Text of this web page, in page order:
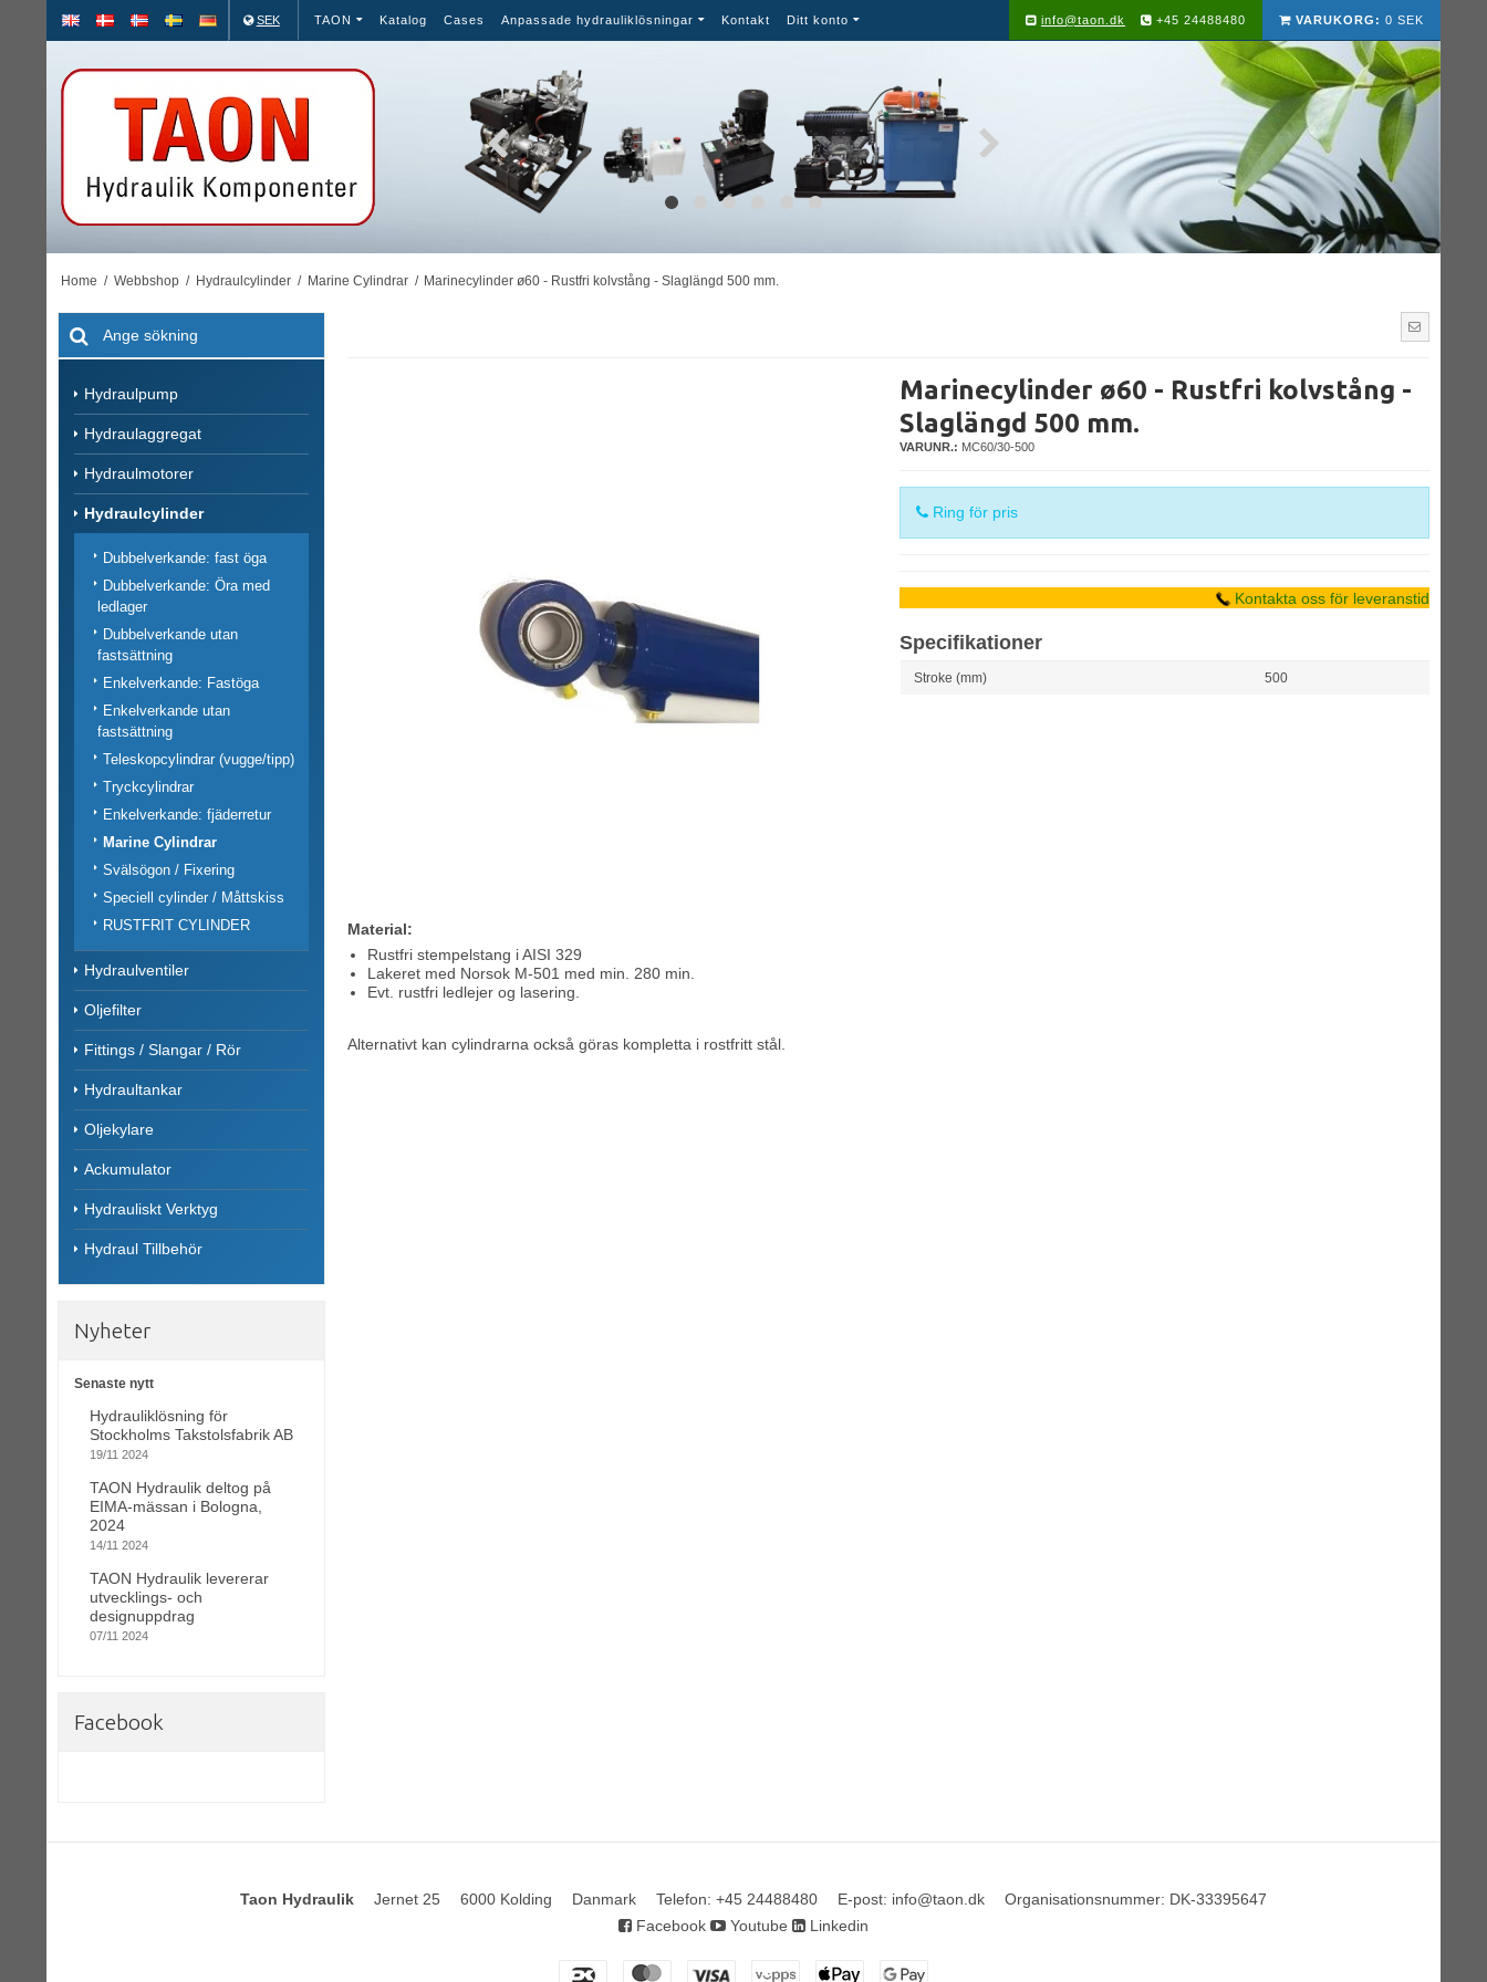
SEK TAON Katalog Cases Anpassade hydrauliklösningar Kontakt Ditt konto VARUKORG: 0 SEK
info@taon.dk +45 24488480
Home / Webbshop / Hydraulcylinder / Marine Cylindrar / Marinecylinder ø60 - Rustfri kolvstång - Slaglängd 500 mm.
Hydraulpump
Hydraulaggregat
Hydraulmotorer
Hydraulcylinder
Dubbelverkande: fast öga
Dubbelverkande: Öra med
ledlager
Dubbelverkande utan
fastsättning
Enkelverkande: Fastöga
Enkelverkande utan
fastsättning
Teleskopcylindrar (vugge/tipp)
Tryckcylindrar
Enkelverkande: fjäderretur
Marine Cylindrar
Svälsögon / Fixering
Speciell cylinder / Måttskiss
RUSTFRIT CYLINDER
Hydraulventiler
Oljefilter
Fittings / Slangar / Rör
Hydraultankar
Oljekylare
Ackumulator
Hydrauliskt Verktyg
Hydraul Tillbehör
Nyheter
Senaste nytt
Hydrauliklösning för
Stockholms Takstolsfabrik AB
19/11 2024
TAON Hydraulik deltog på
EIMA-mässan i Bologna,
2024
14/11 2024
TAON Hydraulik levererar
utvecklings- och
designuppdrag
07/11 2024
Facebook
Marinecylinder ø60 - Rustfri kolvstång -
Slaglängd 500 mm.
VARUNR.: MC60/30-500
Ring för pris
Kontakta oss för leveranstid
Specifikationer
Stroke (mm) 500
Material:
Rustfri stempelstang i AISI 329
Lakeret med Norsok M-501 med min. 280 min.
Evt. rustfri ledlejer og lasering.
Alternativt kan cylindrarna också göras kompletta i rostfritt stål.
Taon Hydraulik Jernet 25 6000 Kolding Danmark Telefon: +45 24488480 E-post: info@taon.dk Organisationsnummer: DK-33395647
Facebook
Youtube Linkedin